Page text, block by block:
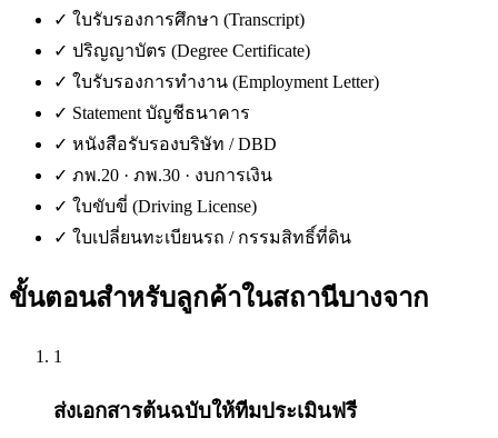
✓ ใบรับรองการศึกษา (Transcript)
✓ ปริญญาบัตร (Degree Certificate)
✓ ใบรับรองการทำงาน (Employment Letter)
✓ Statement บัญชีธนาคาร
✓ หนังสือรับรองบริษัท / DBD
✓ ภพ.20 · ภพ.30 · งบการเงิน
✓ ใบขับขี่ (Driving License)
✓ ใบเปลี่ยนทะเบียนรถ / กรรมสิทธิ์ที่ดิน
ขั้นตอนสำหรับลูกค้าในสถานีบางจาก
1
ส่งเอกสารต้นฉบับให้ทีมประเมินฟรี